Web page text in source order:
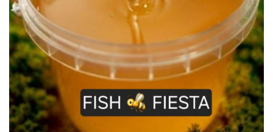
Рыба белая с/м
Северная рыба